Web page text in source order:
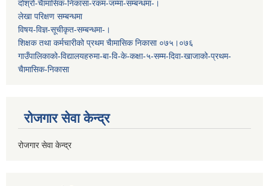
दोश्रो-चैामासिक-निकासा-रकम-जम्मा-सम्बन्धमा-।
लेखा परिक्षण सम्बन्धमा
विषय-विज्ञ-सूचीकृत-सम्बन्धमा-।
शिक्षक तथा कर्मचारीको प्रथम च‌ैामासिक निकासा ०७५।०७६
गाउँपालिकाको-विद्यालयहरुमा-बा-वि-के-कक्षा-५-सम्म-दिवा-खाजाको-प्रथम-
चैामासिक-निकासा
रोजगार सेवा केन्द्र
रोजगार सेवा केन्द्र